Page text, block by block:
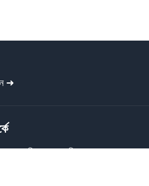
➜
বিনামূল্যে গ্রাফিক